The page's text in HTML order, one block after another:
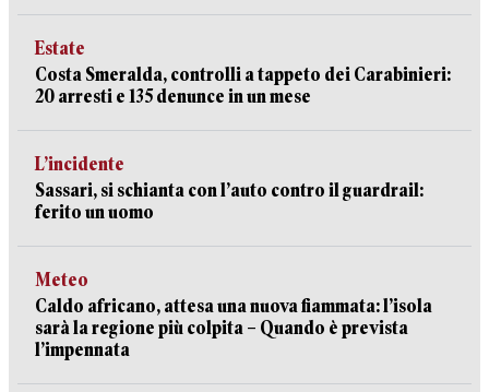
Estate
Costa Smeralda, controlli a tappeto dei Carabinieri:
20 arresti e 135 denunce in un mese
L’incidente
Sassari, si schianta con l’auto contro il guardrail:
ferito un uomo
Meteo
Caldo africano, attesa una nuova fiammata: l’isola
sarà la regione più colpita – Quando è prevista
l’impennata